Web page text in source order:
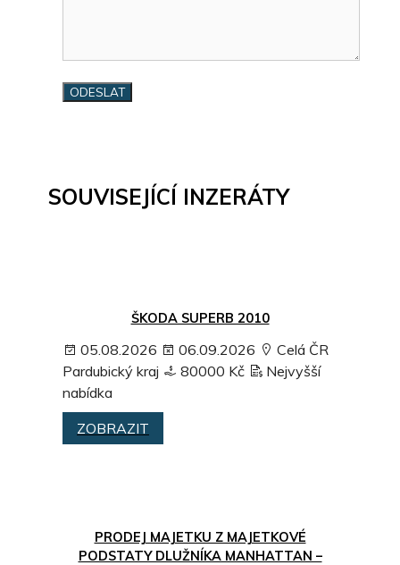
SOUVISEJÍCÍ INZERÁTY
ŠKODA SUPERB 2010
05.08.2026 06.09.2026
Celá ČR
Pardubický kraj
80000 Kč
Nejvyšší
nabídka
ZOBRAZIT
PRODEJ MAJETKU Z MAJETKOVÉ
PODSTATY DLUŽNÍKA MANHATTAN –